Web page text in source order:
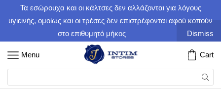
Τα εσώρουχα και οι κάλτσες δεν αλλάζονται για λόγους
υγιεινής, ομοίως και οι τρέσες δεν επιστρέφονται αφού κοπούν
στο επιθυμητό μήκος
Dismiss
Menu Cart